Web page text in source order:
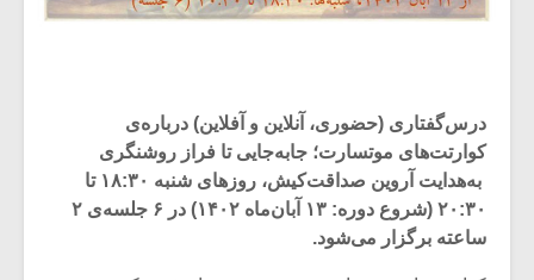
درس‌گفتاری (حضوری، آنلاین و آفلاین) درباره‌ی
کوارتت‌های موتسارت؛ جابه‌جایی تا فراز روشنگری
به‌هدایت آروین صداقت‌کیش، روزهای ‌‌‌شنبه ۱۸:۳۰ تا
۲۰:۳۰ (شروع دوره: ۱۳ آبان‌ماه ۱۴۰۲) در ۶ جلسه‌ی ۲
ساعته برگزار ‌می‌شود.